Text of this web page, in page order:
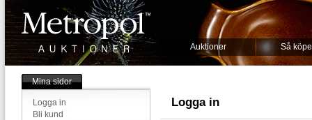
Auktioner Så
Mina sidor
Logga in
Bli kund
Logga in